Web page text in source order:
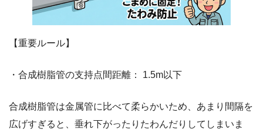
【重要ルール】
・合成樹脂管の支持点間距離： 1.5m以下
合成樹脂管は金属管に比べて柔らかいため、あまり間隔を
広げすぎると、垂れ下がったりたわんだりしてしまいま